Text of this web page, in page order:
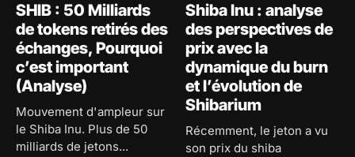
SHIB : 50 Milliards
de tokens retirés des
échanges, Pourquoi
c’est important
(Analyse)
Mouvement d'ampleur sur
le Shiba Inu. Plus de 50
milliards de jetons...
Shiba Inu : analyse
des perspectives de
prix avec la
dynamique du burn
et l’évolution de
Shibarium
Récemment, le jeton a vu
son prix du shiba